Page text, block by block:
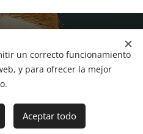
a la cesta
un correcto funcionamiento
y para ofrecer la mejor
Aceptar todo